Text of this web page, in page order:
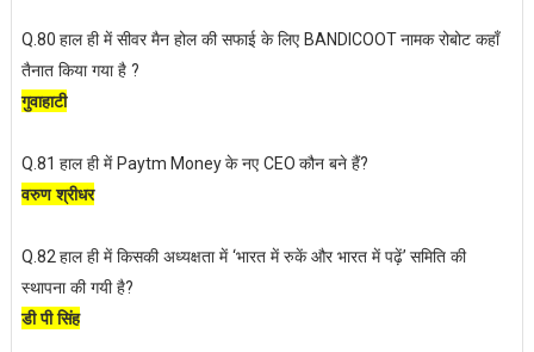
Q.80 हाल ही में सीवर मैन होल की सफाई के लिए BANDICOOTनामक रोबोट कहाँ
तैनात किया गया है ?
गुवाहाटी
Q.81 हाल ही में Paytm Moneyके नएCEO कौन बने हैं?
वरुण श्रीधर
Q.82 हाल ही में किसकी अध्यक्षता में‘भारत में रुकें और भारत में पढ़ें’ समिति की
स्थापना की गयी है?
डी पी सिंह